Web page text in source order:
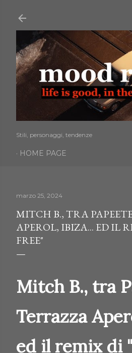
Stili, personaggi, tendenze
HOME PAGE
marzo 25, 2024
MITCH B., TRA
APEROL, IBIZA... ED IL
FREE"
Mitch B., tra
Terrazza
ed il remix di